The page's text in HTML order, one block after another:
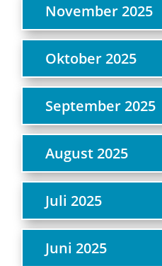
November 2025
Oktober 2025
September 2025
August 2025
Juli 2025
Juni 2025